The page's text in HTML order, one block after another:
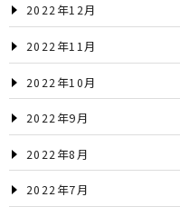
2022年12月
2022年11月
2022年10月
2022年9月
2022年8月
2022年7月